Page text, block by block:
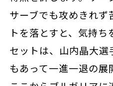
サーブでも攻めきれず
トを落とすと、気持
セットは、山内晶大
もあって一進一退の展